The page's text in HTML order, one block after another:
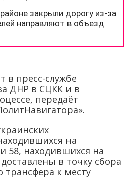
пресс-службе
ДНР в СЦКК и в
передаёт
на
58, находившихся на
в точку сбора
трансфера к месту